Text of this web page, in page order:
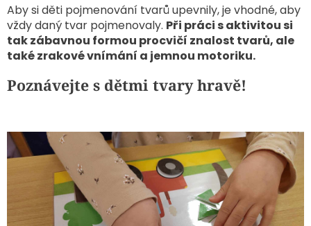
Aby si děti pojmenování tvarů upevnily, je vhodné, aby
vždy daný tvar pojmenovaly. Při práci s aktivitou si
tak zábavnou formou procvičí znalost tvarů, ale
také zrakové vnímání a jemnou motoriku.
Poznávejte s dětmi tvary hravě!